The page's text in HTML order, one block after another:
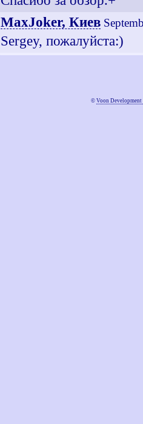
MaxJoker, Киев
Sergey, пожалуйста:)
© Voon Development